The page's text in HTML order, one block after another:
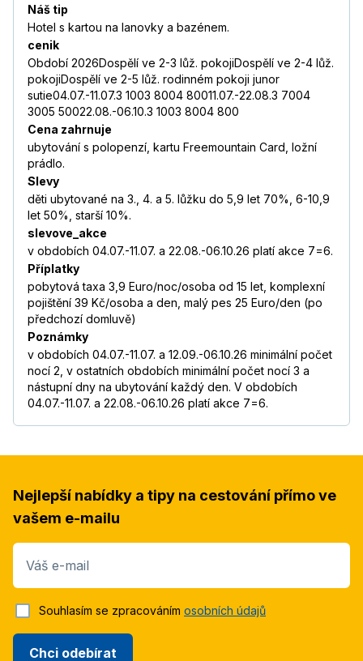
Náš tip
Hotel s kartou na lanovky a bazénem.
cenik
Období 2026Dospělí ve 2-3 lůž. pokojiDospělí ve 2-4 lůž.
pokojiDospělí ve 2-5 lůž. rodinném pokoji junor
sutie04.07.-11.07.3 1003 8004 80011.07.-22.08.3 7004
3005 50022.08.-06.10.3 1003 8004 800
Cena zahrnuje
ubytování s polopenzí, kartu Freemountain Card, ložní
prádlo.
Slevy
děti ubytované na 3., 4. a 5. lůžku do 5,9 let 70%, 6-10,9
let 50%, starší 10%.
slevove_akce
v obdobích 04.07.-11.07. a 22.08.-06.10.26 platí akce 7=6.
Příplatky
pobytová taxa 3,9 Euro/noc/osoba od 15 let, komplexní
pojištění 39 Kč/osoba a den, malý pes 25 Euro/den (po
předchozí domluvě)
Poznámky
v obdobích 04.07.-11.07. a 12.09.-06.10.26 minimální počet
nocí 2, v ostatních obdobích minimální počet nocí 3 a
nástupní dny na ubytování každý den. V obdobích
04.07.-11.07. a 22.08.-06.10.26 platí akce 7=6.
Nejlepší nabídky a tipy na cestování přímo ve
vašem e-mailu
Váš e-mail
Chci odebírat
Souhlasím se zpracováním osobních údajů